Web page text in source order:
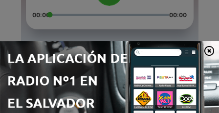
00:00 00:00
Episodios
7 - Podcast live #1
21 dic. 2020
6 - Épisode 6